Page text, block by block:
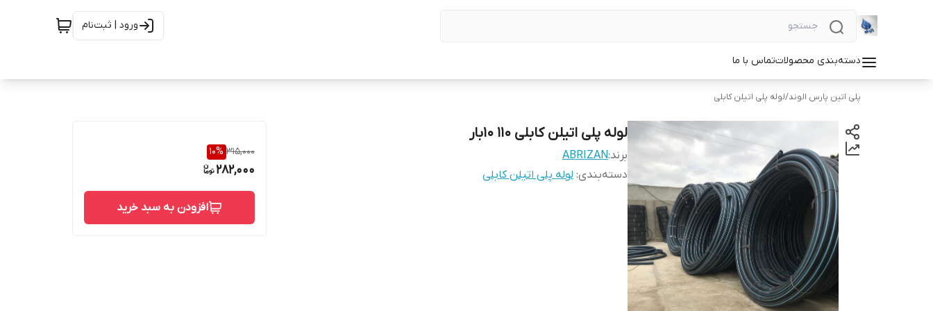
ورود | ثبت‌نام
دسته‌بندی محصولاتتماس با ما
پلی اتین پارس الوند/لوله پلی اتیلن کابلی
لوله پلی اتیلن کابلی 110 10بار
برند:ABRIZAN
دسته‌بندی: لوله پلی اتیلن کابلی
315,000
10%
282,000
افزودن به سبد خرید